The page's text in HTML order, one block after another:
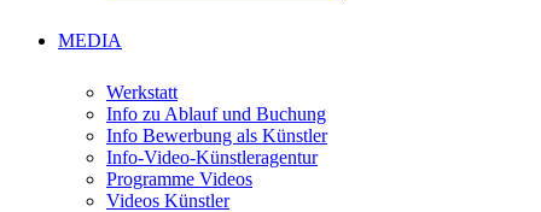
MEDIA
Werkstatt
Info zu Ablauf und Buchung
Info Bewerbung als Künstler
Info-Video-Künstleragentur
Programme Videos
Videos Künstler